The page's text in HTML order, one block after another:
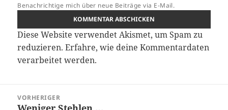
Benachrichtige mich über neue Beiträge via E-Mail.
Diese Website verwendet Akismet, um Spam zu
reduzieren.Erfahre, wie deine Kommentardaten
verarbeitet werden.
VORHERIGER